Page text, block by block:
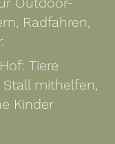
Radfahren,
Tiere
mithelfen,
Kinder